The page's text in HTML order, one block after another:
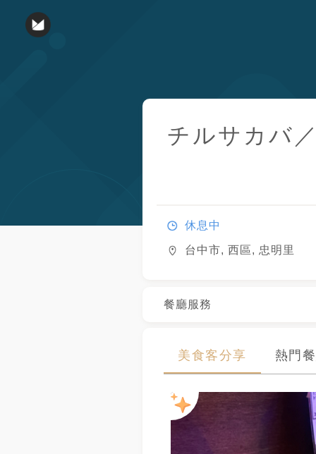
チルサカバ
休息中
台中市, 西區, 忠明里
餐廳服務
美食客分享 熱門